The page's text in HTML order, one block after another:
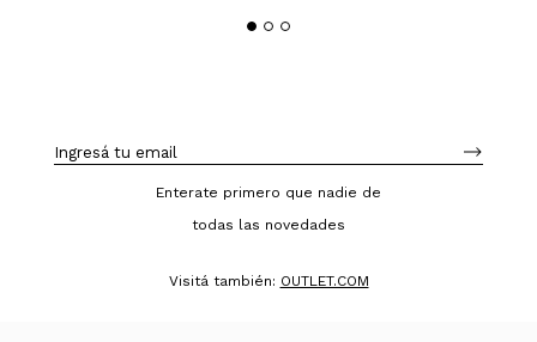
Enterate primero que nadie de
todas las novedades
Visitá también: OUTLET.COM